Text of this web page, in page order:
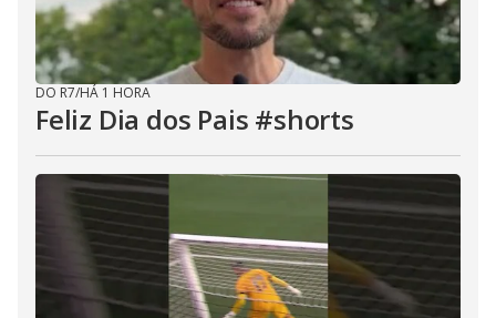
DO R7/HÁ 1 HORA
Feliz Dia dos Pais #shorts